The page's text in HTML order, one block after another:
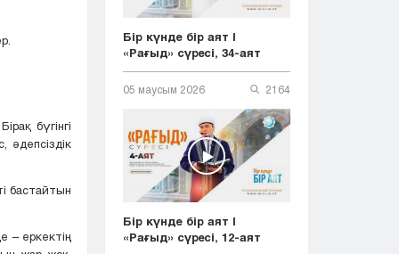
бүгінгі
әдепсіздік
бастайтын
– еркектің
Бір күнде бір аят |
«Рағыд» сүресі, 34-аят
05 маусым 2026 2164
Бір күнде бір аят |
«Рағыд» сүресі, 12-аят